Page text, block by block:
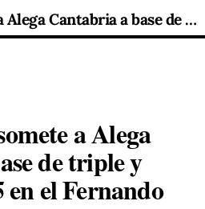
Fuenlabrada somete a Alega Cantabria a base de triple y defensa: 90-75 en el Fernando Martín
a Alega
de triple y
en el Fernando